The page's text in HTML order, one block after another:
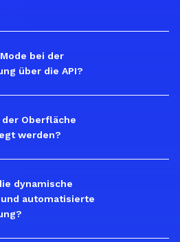
bei der
über die API?
der Oberfläche
werden?
dynamische
automatisierte